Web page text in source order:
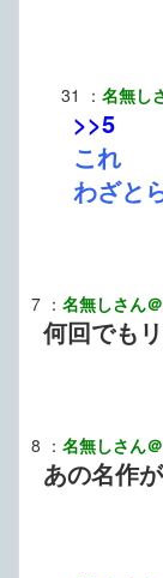
31 ： 名無し
>>5
これ
わざと
7 ： 名無しさん
何回でも
8 ： 名無しさん
あの名作